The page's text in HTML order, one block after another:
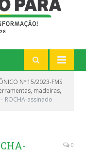
Nº 15/2023-FMS
madeiras,
ROCHA-assinado
0